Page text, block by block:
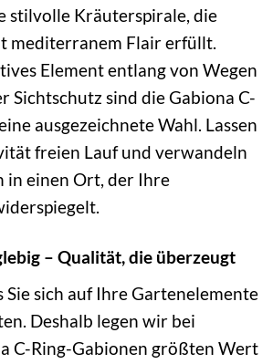
stilvolle Kräuterspirale, die
mediterranem Flair erfüllt.
Element entlang von Wegen
Sichtschutz sind die Gabiona C-
ausgezeichnete Wahl. Lassen
freien Lauf und verwandeln
in einen Ort, der Ihre
– Qualität, die überzeugt
Sie sich auf Ihre Gartenelemente
Deshalb legen wir bei
C-Ring-Gabionen größten Wert